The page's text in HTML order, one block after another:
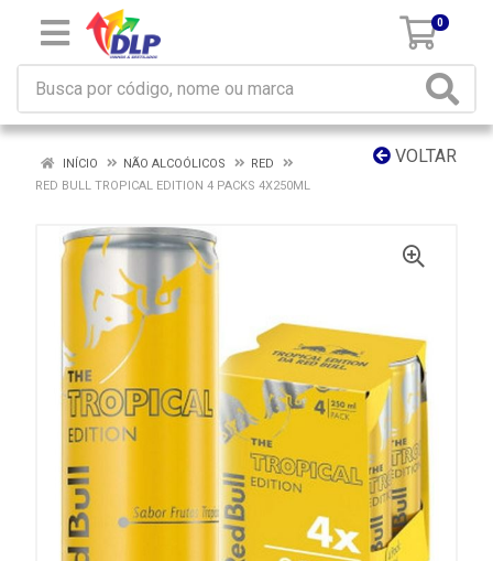
0
VOLTAR
INÍCIO NÃO ALCOÓLICOS
RED
RED BULL TROPICAL EDITION 4 PACKS 4X250ML